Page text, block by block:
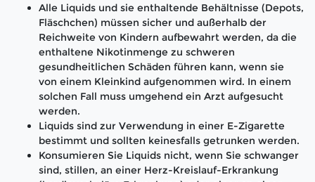
Alle Liquids und sie enthaltende Behältnisse (Depots,
Fläschchen) müssen sicher und außerhalb der
Reichweite von Kindern aufbewahrt werden, da die
enthaltene Nikotinmenge zu schweren
gesundheitlichen Schäden führen kann, wenn sie
von einem Kleinkind aufgenommen wird. In einem
solchen Fall muss umgehend ein Arzt aufgesucht
werden.
Liquids sind zur Verwendung in einer E-Zigarette
bestimmt und sollten keinesfalls getrunken werden.
Konsumieren Sie Liquids nicht, wenn Sie schwanger
sind, stillen, an einer Herz-Kreislauf-Erkrankung